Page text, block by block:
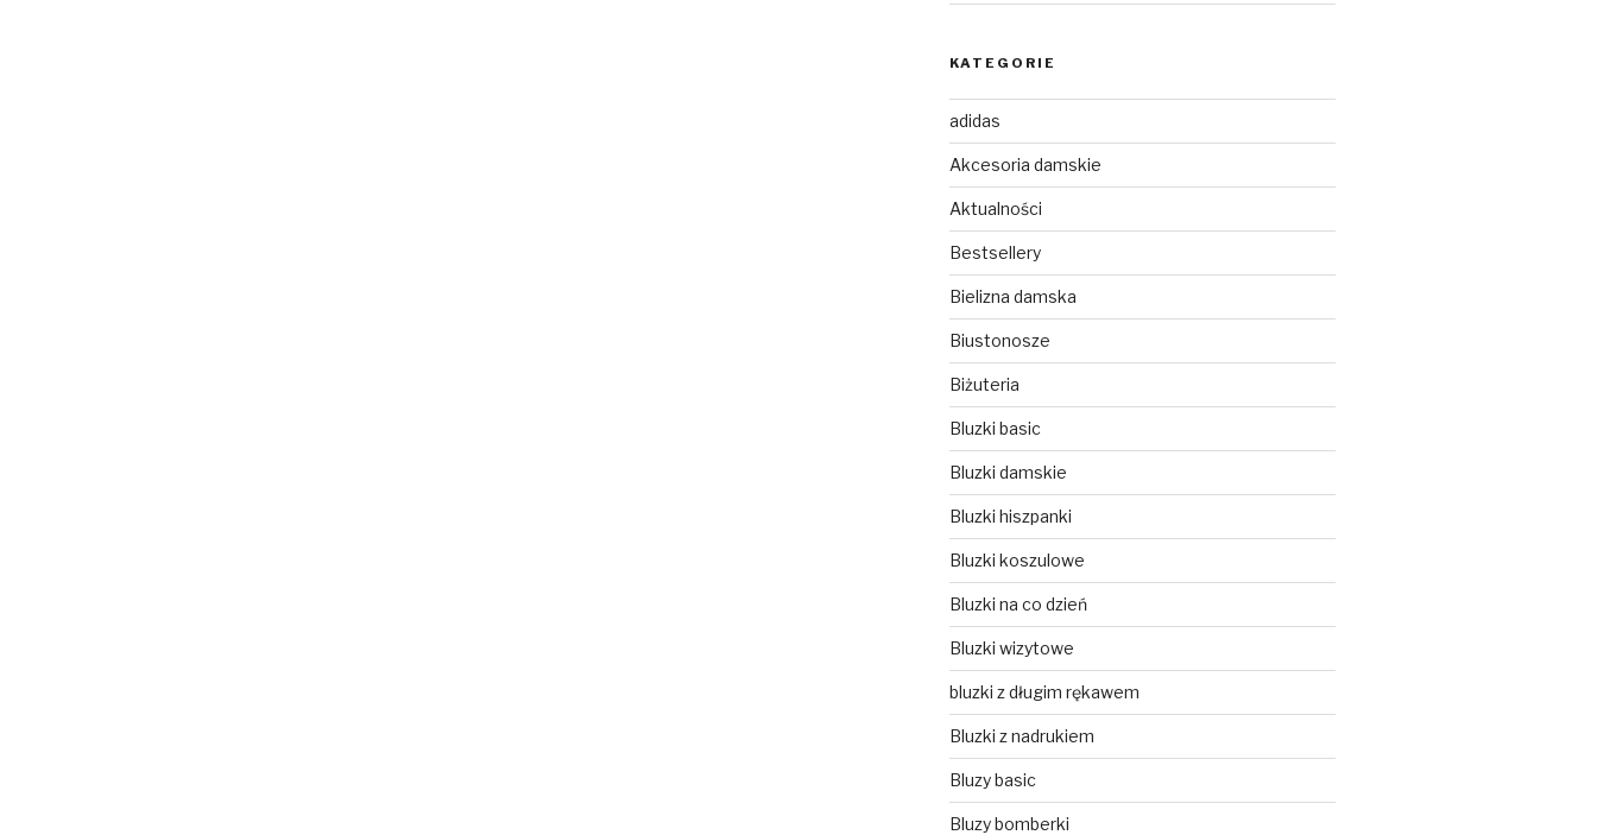
KATEGORIE
adidas
Akcesoria damskie
Aktualności
Bestsellery
Bielizna damska
Biustonosze
Biżuteria
Bluzki basic
Bluzki damskie
Bluzki hiszpanki
Bluzki koszulowe
Bluzki na co dzień
Bluzki wizytowe
bluzki z długim rękawem
Bluzki z nadrukiem
Bluzy basic
Bluzy bomberki